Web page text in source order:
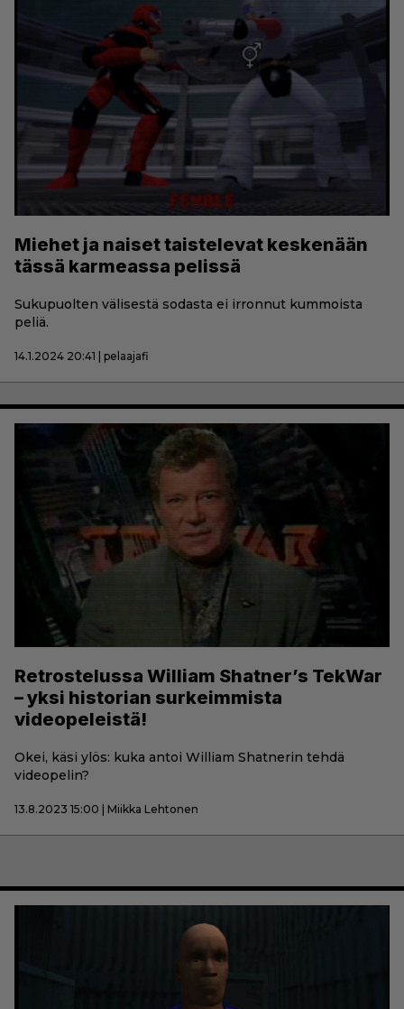
Miehet ja naiset taistelevat keskenään
tässä karmeassa pelissä
Sukupuolten välisestä sodasta ei irronnut kummoista
peliä.
14.1.2024 20:41 | pelaajafi
Retrostelussa William Shatner’s TekWar
– yksi historian surkeimmista
videopeleistä!
Okei, käsi ylös: kuka antoi William Shatnerin tehdä
videopelin?
13.8.2023 15:00 | Miikka Lehtonen